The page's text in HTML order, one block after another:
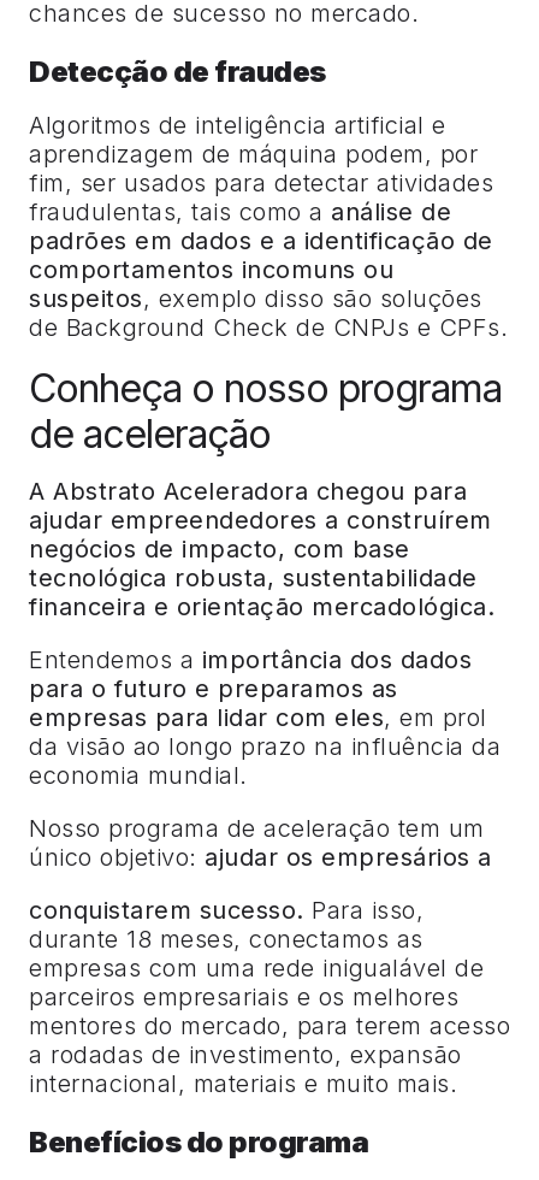
chances de sucesso no mercado.
Detecção de fraudes
Algoritmos de inteligência artificial e
aprendizagem de máquina podem, por
fim, ser usados para detectar atividades
fraudulentas, tais como a análise de
padrões em dados e a identificação de
comportamentos incomuns ou
suspeitos, exemplo disso são soluções
de Background Check de CNPJs e CPFs.
Conheça o nosso programa
de aceleração
A Abstrato Aceleradora chegou para
ajudar empreendedores a construírem
negócios de impacto, com base
tecnológica robusta, sustentabilidade
financeira e orientação mercadológica.
Entendemos a importância dos dados
para o futuro e preparamos as
empresas para lidar com eles, em prol
da visão ao longo prazo na influência da
economia mundial.
Nosso programa de aceleração tem um
único objetivo: ajudar os empresários a
conquistarem sucesso. Para isso,
durante 18 meses, conectamos as
empresas com uma rede inigualável de
parceiros empresariais e os melhores
mentores do mercado, para terem acesso
a rodadas de investimento, expansão
internacional, materiais e muito mais.
Benefícios do programa